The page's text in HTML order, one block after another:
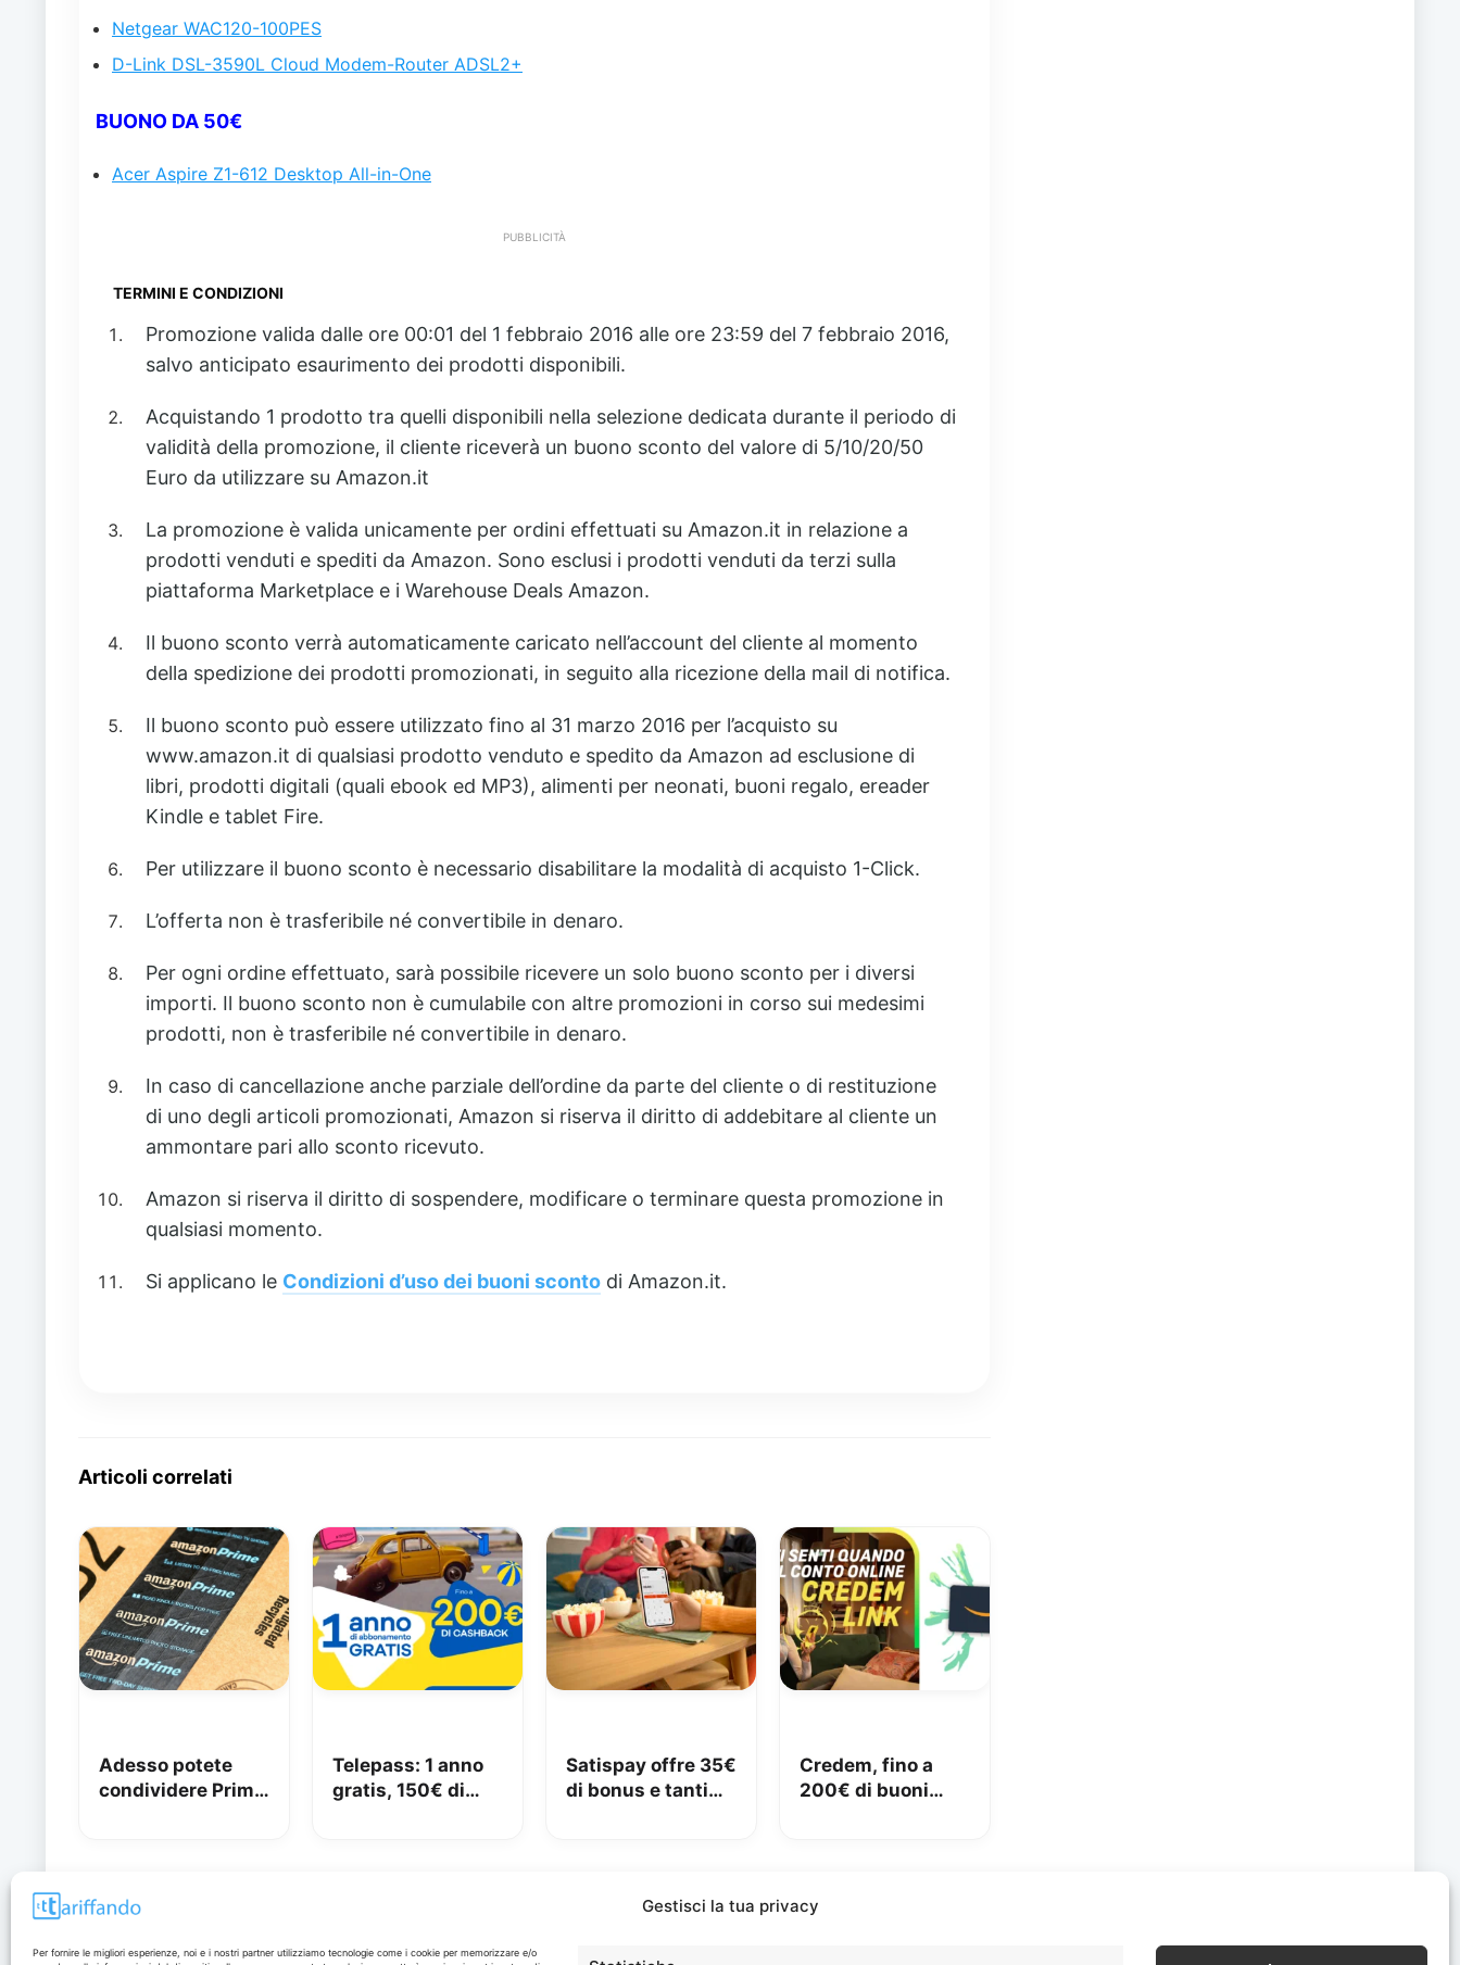
Gestisci la tua privacy
Per fornire le migliori esperienze, noi e i nostri partner utilizziamo tecnologie come i cookie per memorizzare e/o
Netgear WAC120-100PES
D-Link DSL-3590L Cloud Modem-Router ADSL2+
BUONO DA 50€
Acer Aspire Z1-612 Desktop All-in-One
PUBBLICITÀ
TERMINI E CONDIZIONI
Promozione valida dalle ore 00:01 del 1 febbraio 2016 alle ore 23:59 del 7 febbraio 2016,
salvo anticipato esaurimento dei prodotti disponibili.
Acquistando 1 prodotto tra quelli disponibili nella selezione dedicata durante il periodo di
validità della promozione, il cliente riceverà un buono sconto del valore di 5/10/20/50
Euro da utilizzare su Amazon.it
La promozione è valida unicamente per ordini effettuati su Amazon.it in relazione a
prodotti venduti e spediti da Amazon. Sono esclusi i prodotti venduti da terzi sulla
piattaforma Marketplace e i Warehouse Deals Amazon.
Il buono sconto verrà automaticamente caricato nell’account del cliente al momento
della spedizione dei prodotti promozionati, in seguito alla ricezione della mail di notifica.
Il buono sconto può essere utilizzato fino al 31 marzo 2016 per l’acquisto su
www.amazon.it di qualsiasi prodotto venduto e spedito da Amazon ad esclusione di
libri, prodotti digitali (quali ebook ed MP3), alimenti per neonati, buoni regalo, ereader
Kindle e tablet Fire.
Per utilizzare il buono sconto è necessario disabilitare la modalità di acquisto 1-Click.
L’offerta non è trasferibile né convertibile in denaro.
Per ogni ordine effettuato, sarà possibile ricevere un solo buono sconto per i diversi
importi. Il buono sconto non è cumulabile con altre promozioni in corso sui medesimi
prodotti, non è trasferibile né convertibile in denaro.
In caso di cancellazione anche parziale dell’ordine da parte del cliente o di restituzione
di uno degli articoli promozionati, Amazon si riserva il diritto di addebitare al cliente un
ammontare pari allo sconto ricevuto.
Amazon si riserva il diritto di sospendere, modificare o terminare questa promozione in
qualsiasi momento.
Si applicano le Condizioni d’uso dei buoni sconto di Amazon.it.
Articoli correlati
Adesso potete
condividere Prime
Telepass: 1 anno
gratis, 150€ di
Satispay offre 35€
di bonus e tanti
Credem, fino a
200€ di buoni
Disclaimer Info